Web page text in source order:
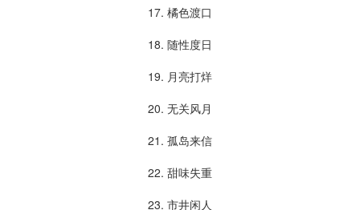
17. 橘色渡口
18. 随性度日
19. 月亮打烊
20. 无关风月
21. 孤岛来信
22. 甜味失重
23. 市井闲人